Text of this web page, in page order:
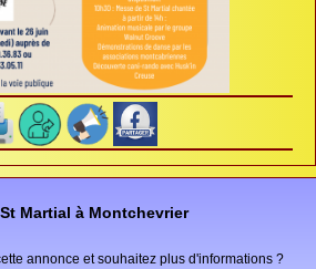
Martial à Montchevrier
annonce et souhaitez plus d'informations ?